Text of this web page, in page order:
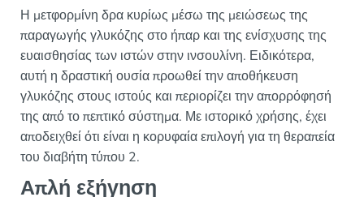
Η μετφορμίνη δρα κυρίως μέσω της μειώσεως της
παραγωγής γλυκόζης στο ήπαρ και της ενίσχυσης της
ευαισθησίας των ιστών στην ινσουλίνη. Ειδικότερα,
αυτή η δραστική ουσία προωθεί την αποθήκευση
γλυκόζης στους ιστούς και περιορίζει την απορρόφησή
της από το πεπτικό σύστημα. Με ιστορικό χρήσης, έχει
αποδειχθεί ότι είναι η κορυφαία επιλογή για τη θεραπεία
του διαβήτη τύπου 2.
Απλή εξήγηση